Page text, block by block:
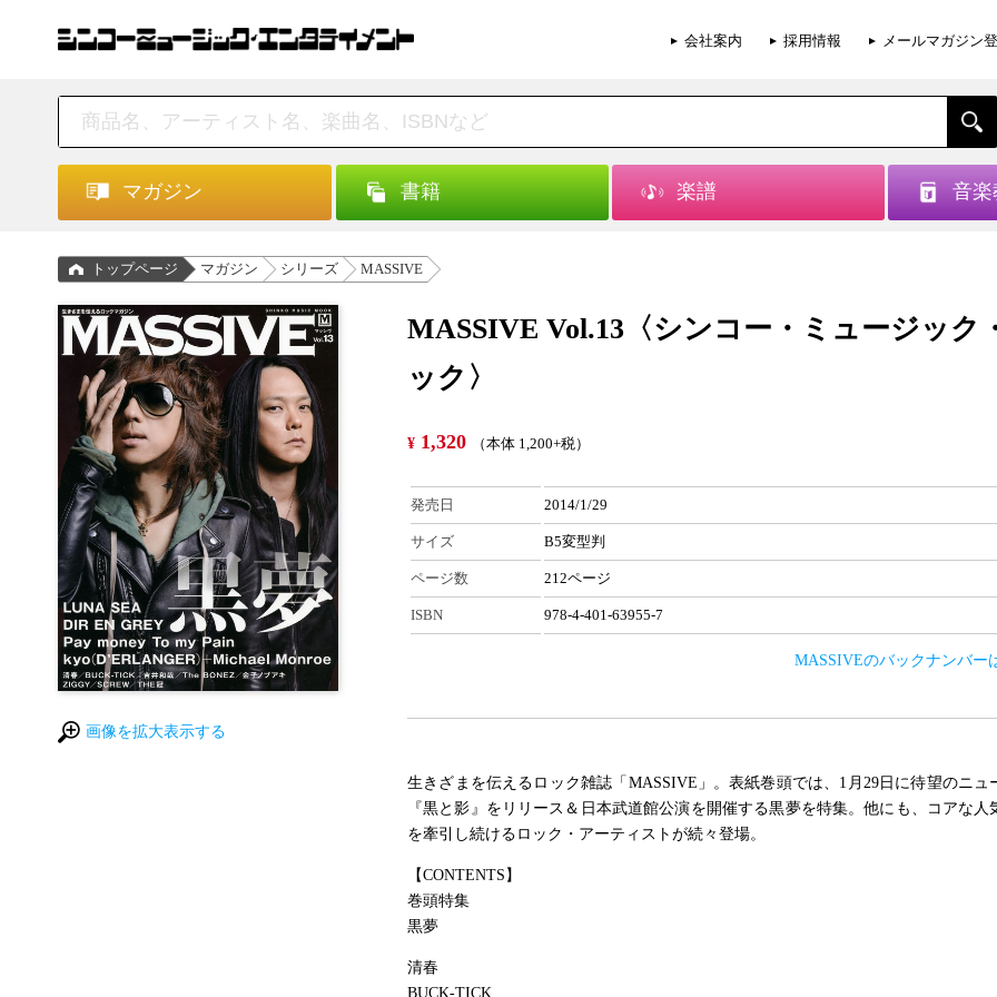
会社案内 採用情報 メールマガジン
マガジン 書籍 楽譜 音楽
トップページ マガジン シリーズ MASSIVE
画像を拡大表示する
MASSIVE Vol.13〈シンコー・ミュージック
ック〉
¥ 1,320 （本体 1,200+税）
発売日 2014/1/29
サイズ B5変型判
ページ数 212ページ
ISBN 978-4-401-63955-7
MASSIVEのバックナンバー
生きざまを伝えるロック雑誌「MASSIVE」。表紙巻頭では、1月29日に待望のニュ
『黒と影』をリリース＆日本武道館公演を開催する黒夢を特集。他にも、コアな人
を牽引し続けるロック・アーティストが続々登場。
【CONTENTS】
巻頭特集
黒夢
清春
BUCK-TICK